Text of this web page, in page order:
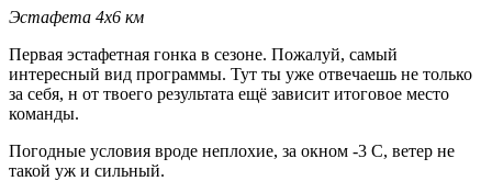
Эстафета 4х6 км
Первая эстафетная гонка в сезоне. Пожалуй, самый
интересный вид программы. Тут ты уже отвечаешь не только
за себя, н от твоего результата ещё зависит итоговое место
команды.
Погодные условия вроде неплохие, за окном -3 С, ветер не
такой уж и сильный.